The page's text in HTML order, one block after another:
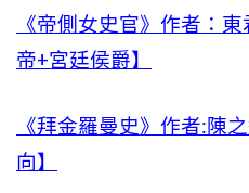
《帝側女史官》作者：
帝+宮廷侯爵】
《拜金羅曼史》作者:陳
向】